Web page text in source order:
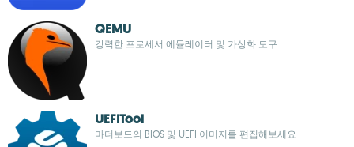
QEMU
강력한 프로세서 에뮬레이터 및 가상화 도구
UEFITool
마더보드의 BIOS 및 UEFI 이미지를 편집해보세요